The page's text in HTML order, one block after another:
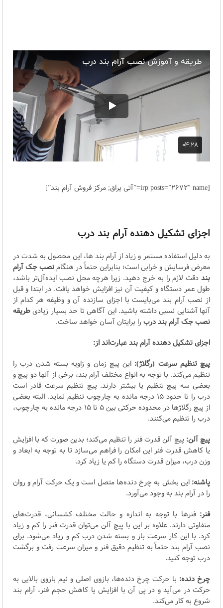
[irp posts=”2672″ name=”آتی یراق; مرکز فروش آرام بند”]
اجزای تشکیل دهنده آرام بند درب
به دلیل استفاده مستمر و زیاد از آرام بند ها، این محصول به شدت در
معرض فرسایش و خرابی است؛ بنابراین حتماً در هنگامنصب جک آرام
بند دقت لازم را به خرج دهید. زیرا هرچه محل نصب ایده‌آل‌تر باشد،
طول عمر دستگاه و کیفیت آن نیز افزایش خواهد یافت. در ابتدا و قبل
از نصب آرام بند می‌بایست با اجزای سازنده آن و وظیفه هر کدام از
آنها آشنایی نسبی داشته باشید. این آگاهی تا حد بسیار زیادیطریقه
نصب جک آرام بند دربرا برایتان آسان خواهد ساخت.
اجزای تشکیل دهنده آرام بند عبارت‌اند از:
پیچ تنظیم سرعت (رگلاژ): این پیچ زمان و زاویه بسته شدن درب را
تنظیم می‌کند. با توجه به انواع مختلف آرام بند، برخی از آنها دو پیچ و
بعضی سه پیچ تنظیم یا بیشتر دارند. پیچ تنظیم سرعت قادر است
درب را تا حدود 15 درجه مانده به چارچوب تنظیم نماید. البته بعضی
از پیچ رگلاژها در محدوده حرکتی بین 5 تا 15 درجه مانده به چارچوب،
درب را تنظیم می‌کنند.
پیچ آلن: پیچ آلن قدرت فنر را تنظیم می‌کند؛ بدین صورت که با افزایش
یا کاهش قدرت فنر این امکان را فراهم می‌سازد تا به توجه به ابعاد و
وزن درب، میزان قدرت دستگاه را کم یا زیاد کرد.
پاشنه: این بخش به چرخ دنده‌ها متصل است و یک حرکت آرام و روان
را در آرام بند به وجود می‌آورد.
فنر: فنرها با توجه به اندازه و حالت مختلف کشسانی، قدرت‌های
متفاوتی دارند. علاوه بر این با پیچ آلن می‌توان قدرت فنر را کم و زیاد
کرد. با این کار سرعت باز و بسته شدن درب کم و زیاد می‌شود. برای
نصب آرام بند حتماً به تنظیم دقیق فنر و میزان سرعت رفت و برگشت
درب توجه کنید.
چرخ دنده: با حرکت چرخ دنده‌ها، بازوی اصلی و نیم بازوی بالایی به
حرکت در می‌آید و در پی آن با افزایش یا کاهش حجم فنر، آرام بند
شروع به کار می‌کند.